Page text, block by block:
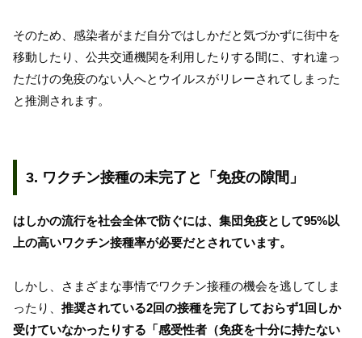
そのため、感染者がまだ自分ではしかだと気づかずに街中を
移動したり、公共交通機関を利用したりする間に、すれ違っ
ただけの免疫のない人へとウイルスがリレーされてしまった
と推測されます。
3. ワクチン接種の未完了と「免疫の隙間」
はしかの流行を社会全体で防ぐには、集団免疫として95%以
上の高いワクチン接種率が必要だとされています。
しかし、さまざまな事情でワクチン接種の機会を逃してしま
ったり、 推奨されている2回の接種を完了しておらず1回しか
受けていなかったりする「感受性者（免疫を十分に持たない